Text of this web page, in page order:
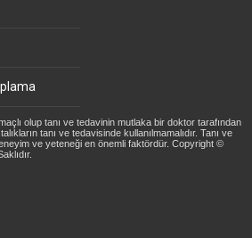
olup tanı ve tedavinin mutlaka bir doktor tarafından
tanı ve tedavisinde kullanılmamalıdır. Tanı ve
ve yeteneği en önemli faktördür. Copyright ©